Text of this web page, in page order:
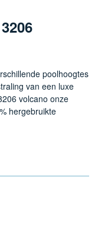
poolhoogtes
van een luxe
volcano onze
hergebruikte